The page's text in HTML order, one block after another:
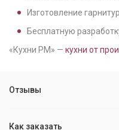
Изготовление
Бесплатную
«Кухни РМ» — кухни от
Отзывы
Как заказать